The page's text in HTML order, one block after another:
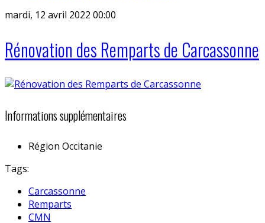
mardi, 12 avril 2022 00:00
Rénovation des Remparts de Carcassonne
Informations supplémentaires
Région Occitanie
Tags:
Carcassonne
Remparts
CMN